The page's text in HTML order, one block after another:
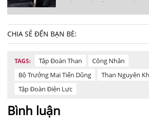
động tại các Công ty khai thác
CHIA SẺ ĐẾN BẠN BÈ:
TAGS: Tập Đoàn Than
Công Nhân
Bộ Trưởng Mai Tiến Dũng
Than Nguyên
Tập Đoàn Điện Lực
Bình luận